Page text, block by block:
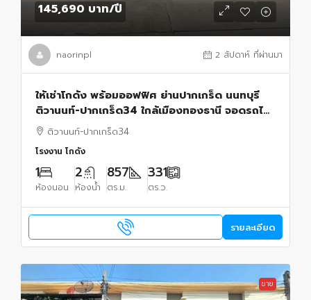
145,690 บาท/ปี
naorinpl 2 สัปดาห์ ที่ผ่านมา
ให้เช่าโกดัง พร้อมออฟฟิศ ย่านปากเกร็ด นนทบุรี
ติวานนท์-ปากเกร็ด34 ใกล้เมืองทองธานี จอดรถได้
16 คันติวานนท์-ปากเกร็ด34
โรงงาน โกดัง
1
ห้องนอน
2
ห้องน้ำ
857
ตร.ม.
331
ตร.ว.
รายละเอียด
ขาย